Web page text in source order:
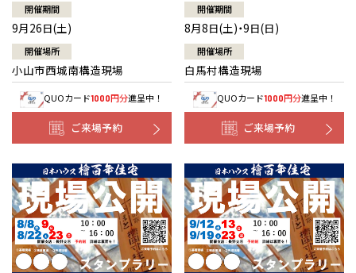
開催期間
9月26日(土)
開催場所
小山市西城南構造現場
QUOカード1000円分進呈中！
ご来場予約
開催期間
8月8日(土)・9日(日)
開催場所
白馬村構造現場
QUOカード1000円分進呈中！
ご来場予約